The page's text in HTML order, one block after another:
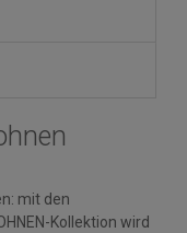
mit den
Kollektion wird